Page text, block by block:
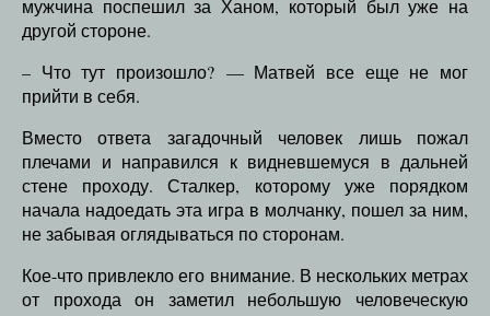
мужчина поспешил за Ханом, который был уже на
другой стороне.
– Что тут произошло? — Матвей все еще не мог
прийти в себя.
Вместо ответа загадочный человек лишь пожал
плечами и направился к видневшемуся в дальней
стене проходу. Сталкер, которому уже порядком
начала надоедать эта игра в молчанку, пошел за ним,
не забывая оглядываться по сторонам.
Кое-что привлекло его внимание. В нескольких метрах
от прохода он заметил небольшую человеческую